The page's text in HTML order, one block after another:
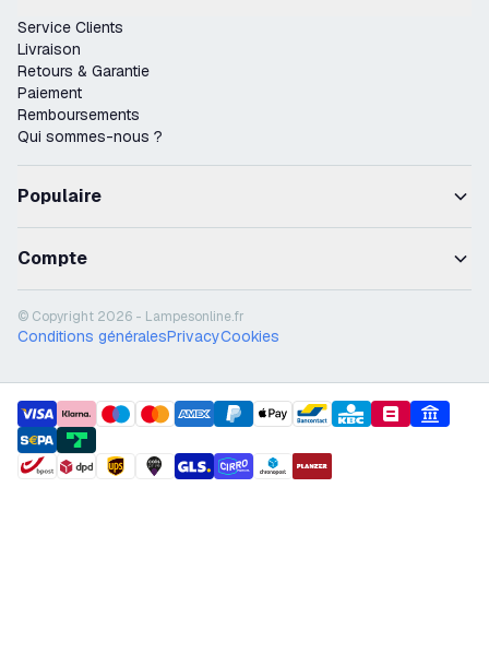
Service Clients
Livraison
Retours & Garantie
Paiement
Remboursements
Qui sommes-nous ?
Populaire
Compte
© Copyright 2026 - Lampesonline.fr
Conditions généralesPrivacyCookies
payment methods
shipment methods